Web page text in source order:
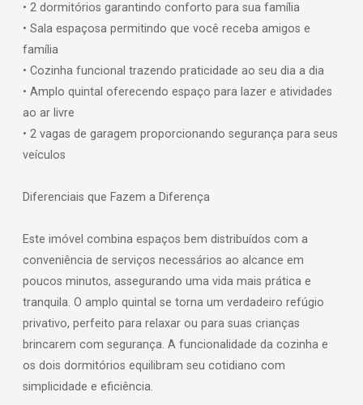
• 2 dormitórios garantindo conforto para sua família
• Sala espaçosa permitindo que você receba amigos e
família
• Cozinha funcional trazendo praticidade ao seu dia a dia
• Amplo quintal oferecendo espaço para lazer e atividades
ao ar livre
• 2 vagas de garagem proporcionando segurança para seus
veículos
Diferenciais que Fazem a Diferença
Este imóvel combina espaços bem distribuídos com a
conveniência de serviços necessários ao alcance em
poucos minutos, assegurando uma vida mais prática e
tranquila. O amplo quintal se torna um verdadeiro refúgio
privativo, perfeito para relaxar ou para suas crianças
brincarem com segurança. A funcionalidade da cozinha e
os dois dormitórios equilibram seu cotidiano com
simplicidade e eficiência.